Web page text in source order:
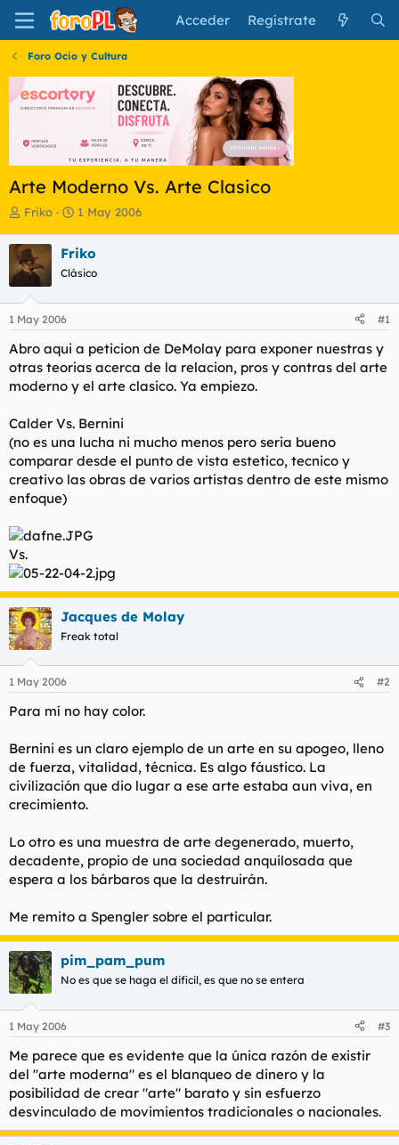
Acceder Regístrate
Foro Ocio y Cultura
Arte Moderno Vs. Arte Clasico
I
i
c
i
a
d
o
d
e
l
e
a
Friko
F
h
a
e
i
c
i
1 May 2006
Friko
Clásico
1 May 2006 #1
Abro aqui a peticion de DeMolay para exponer nuestras y
otras teorias acerca de la relacion, pros y contras del arte
moderno y el arte clasico. Ya empiezo.
Calder Vs. Bernini
(no es una lucha ni mucho menos pero seria bueno
comparar desde el punto de vista estetico, tecnico y
creativo las obras de varios artistas dentro de este mismo
enfoque)
Vs.
Jacques de Molay
Freak total
1 May 2006 #2
Para mí no hay color.
Bernini es un claro ejemplo de un arte en su apogeo, lleno
de fuerza, vitalidad, técnica. Es algo fáustico. La
civilización que dio lugar a ese arte estaba aun viva, en
crecimiento.
Lo otro es una muestra de arte degenerado, muerto,
decadente, propio de una sociedad anquilosada que
espera a los bárbaros que la destruirán.
Me remito a Spengler sobre el particular.
pim_pam_pum
No es que se haga el dificil, es que no se entera
1 May 2006 #3
Me parece que es evidente que la única razón de existir
del "arte moderna" es el blanqueo de dinero y la
posibilidad de crear "arte" barato y sin esfuerzo
desvinculado de movimientos tradicionales o nacionales.